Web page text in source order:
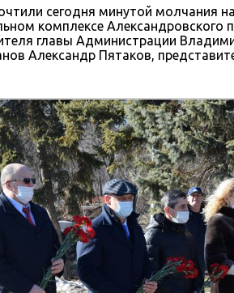
сегодня минутой молчания
комплексе Александровского
главы Администрации
Александр Пятаков,